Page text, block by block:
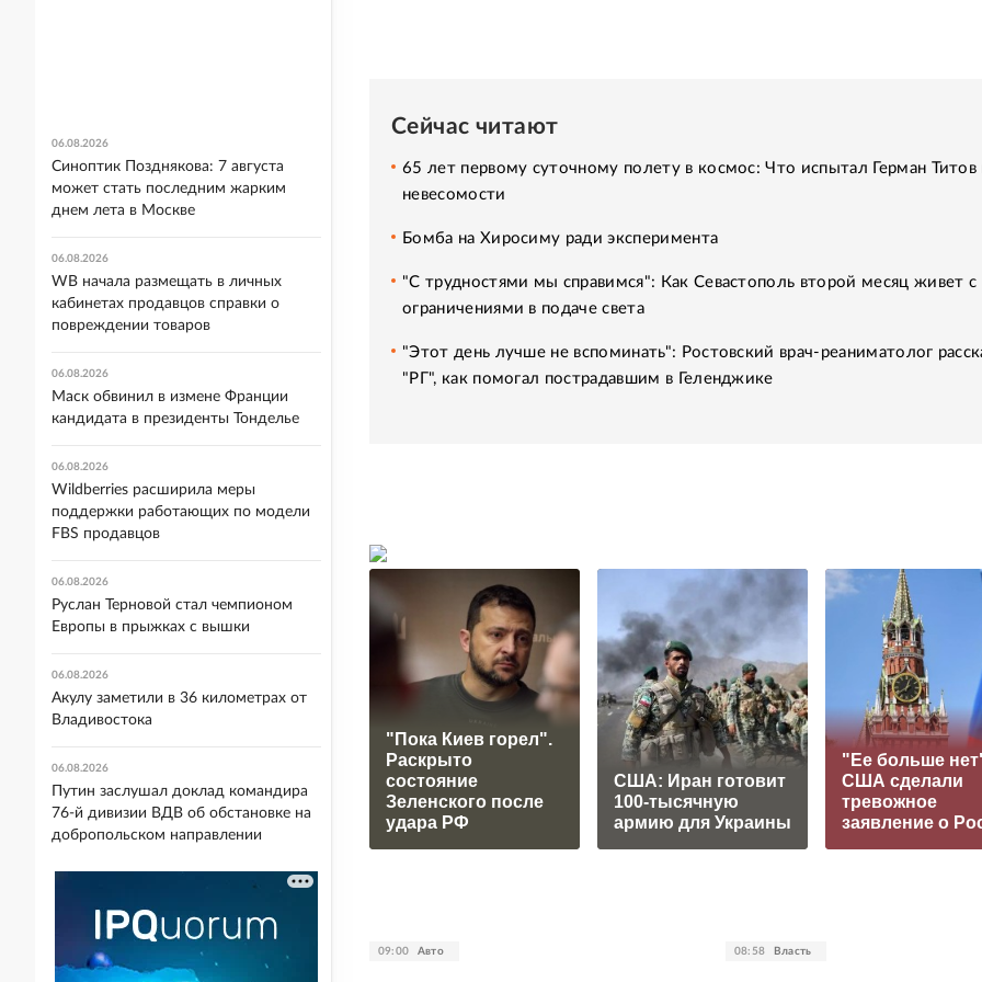
Сейчас читают
65 лет первому суточному полету в космос: Что испытал Герман Титов
невесомости
Бомба на Хиросиму ради эксперимента
"С трудностями мы справимся": Как Севастополь второй месяц живет с
ограничениями в подаче света
"Этот день лучше не вспоминать": Ростовский врач-реаниматолог
"РГ", как помогал пострадавшим в Геленджике
"Пока Киев горел".
Раскрыто
состояние
Зеленского после
удара РФ
США: Иран готовит
100-тысячную
армию для Украины
"Ее больше
США сделали
тревожное
заявление о
09:00 Авто 08:58 Власть
06.08.2026
Синоптик Позднякова: 7 августа
может стать последним жарким
днем лета в Москве
06.08.2026
WB начала размещать в личных
кабинетах продавцов справки о
повреждении товаров
06.08.2026
Маск обвинил в измене Франции
кандидата в президенты Тонделье
06.08.2026
Wildberries расширила меры
поддержки работающих по модели
FBS продавцов
06.08.2026
Руслан Терновой стал чемпионом
Европы в прыжках с вышки
06.08.2026
Акулу заметили в 36 километрах от
Владивостока
06.08.2026
Путин заслушал доклад командира
76-й дивизии ВДВ об обстановке на
добропольском направлении